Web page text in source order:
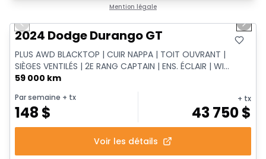
Mention légale
Previous slide Next
2024 Dodge Durango GT
PLUS AWD BLACKTOP | CUIR NAPPA | TOIT OUVRANT |
SIÈGES VENTILÉS | 2E RANG CAPTAIN | ENS. ÉCLAIR | WI...
59 000 km
Par semaine + tx
148 $
+ tx
43 750$
Voir les détails